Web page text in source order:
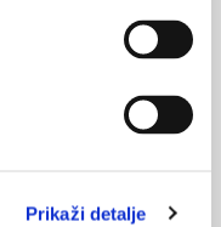
Prikaži detalje